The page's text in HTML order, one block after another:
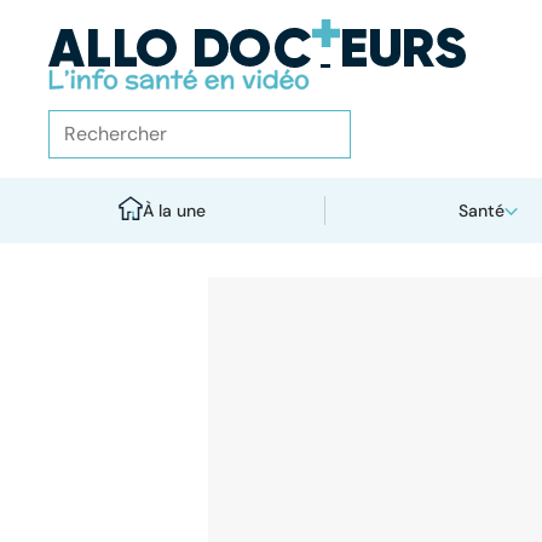
À la une Santé